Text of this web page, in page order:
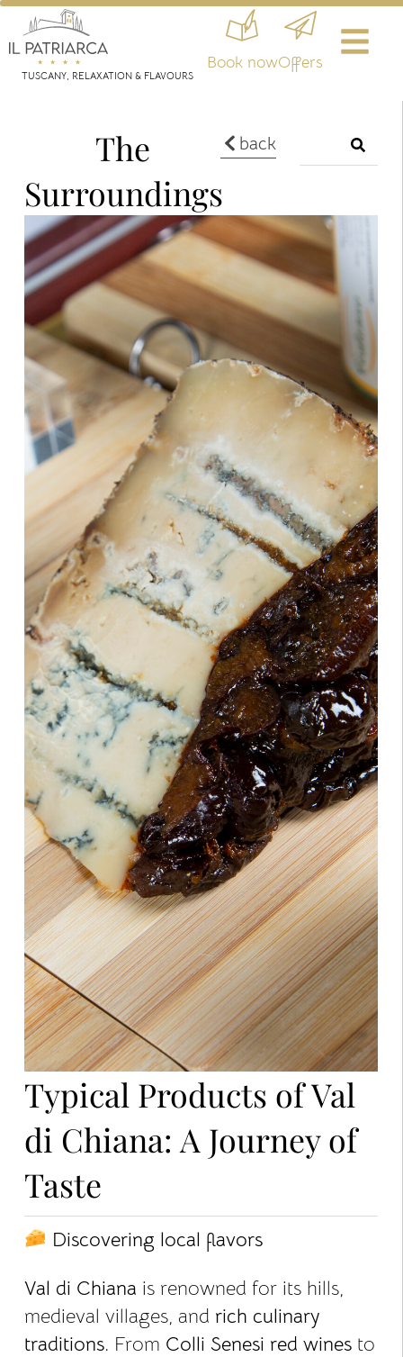
TUSCANY, RELAXATION & FLAVOURS
Book nowOffers
back
The
Surroundings
Typical Products of Val
di Chiana: A Journey of
Taste
Discovering local flavors
Val di Chiana is renowned for its hills,
medieval villages, and rich culinary
traditions. From Colli Senesi red winesto